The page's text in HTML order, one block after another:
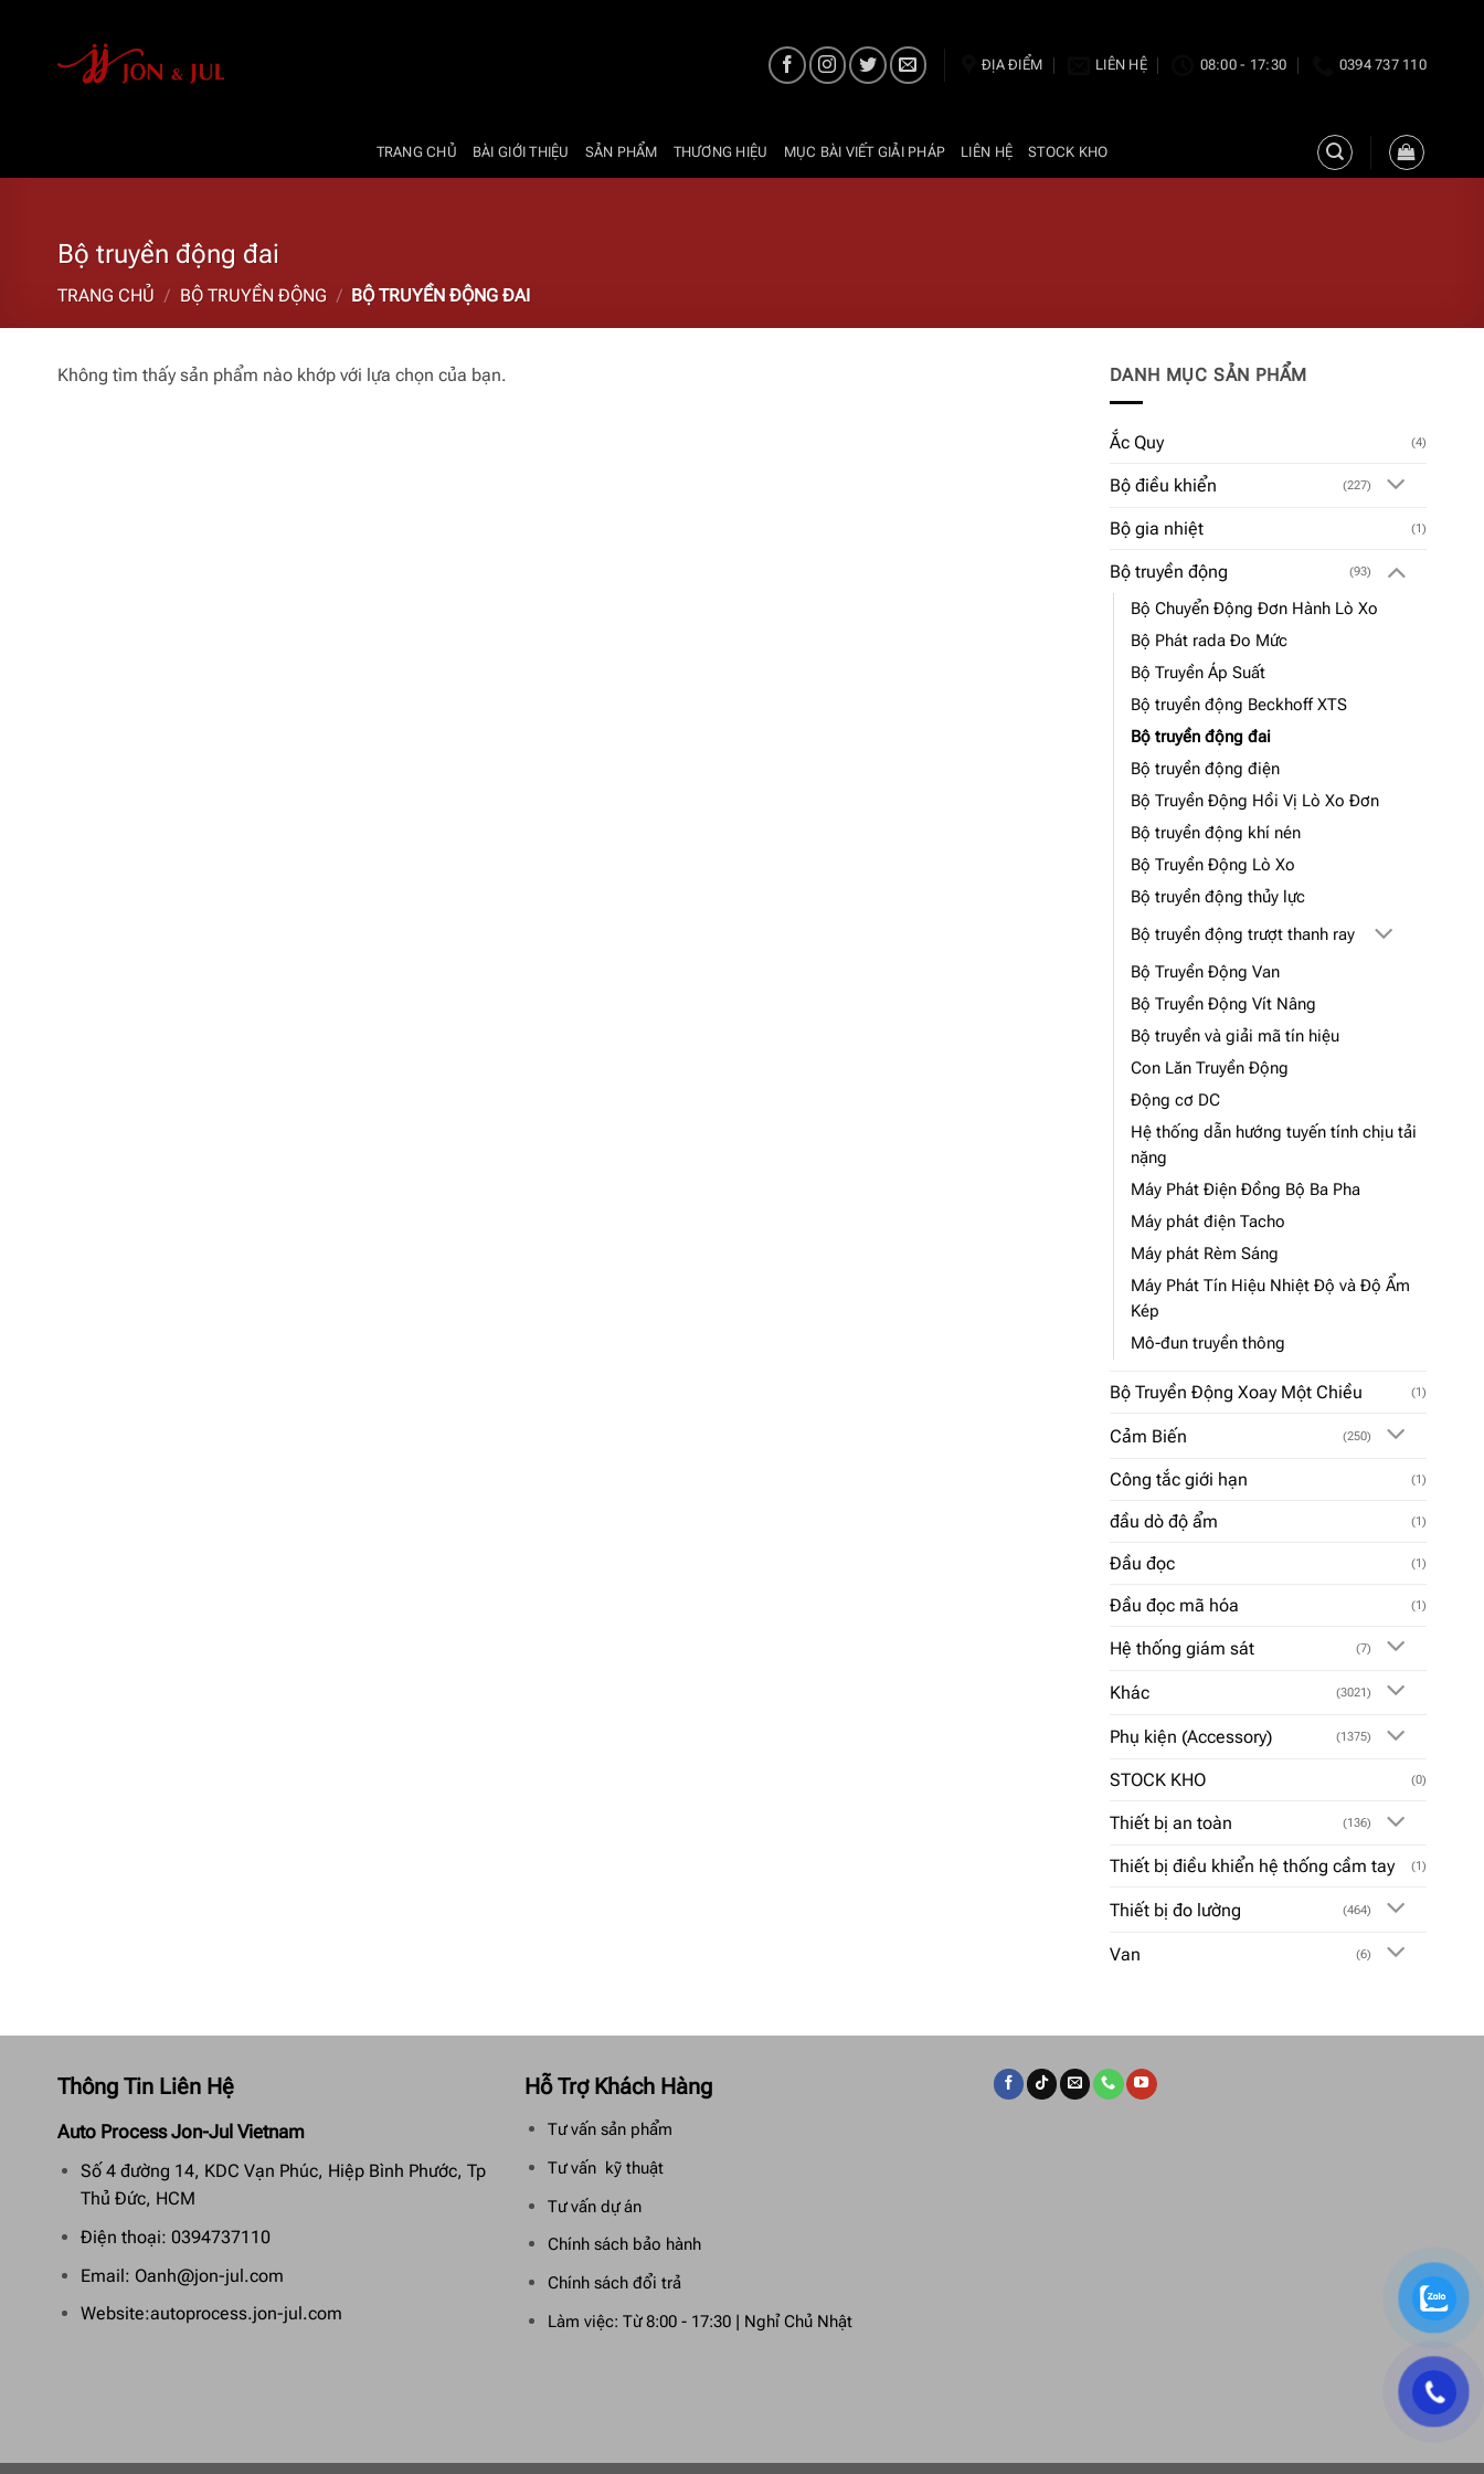
ĐỊA ĐIỂM LIÊN HỆ 08:00 - 17:30 0394 737 110
TRANG CHỦ BÀI GIỚI THIỆU SẢN PHẨM THƯƠNG HIỆU MỤC BÀI VIẾT GIẢI PHÁP LIÊN HỆ STOCK KHO
Bộ truyền động đai
TRANG CHỦ / BỘ TRUYỀN ĐỘNG / BỘ TRUYỀN ĐỘNG ĐAI
Không tìm thấy sản phẩm nào khớp với lựa chọn của bạn. DANH MỤC SẢN PHẨM
Ắc Quy (4)
Bộ điều khiển (227)
Bộ gia nhiệt (1)
Bộ truyền động (93)
Bộ Chuyển Động Đơn Hành Lò Xo
Bộ Phát rada Đo Mức
Bộ Truyền Áp Suất
Bộ truyền động Beckhoff XTS
Bộ truyền động đai
Bộ truyền động điện
Bộ Truyền Động Hồi Vị Lò Xo Đơn
Bộ truyền động khí nén
Bộ Truyền Động Lò Xo
Bộ truyền động thủy lực
Bộ truyền động trượt thanh ray
Bộ Truyền Động Van
Bộ Truyền Động Vít Nâng
Bộ truyền và giải mã tín hiệu
Con Lăn Truyền Động
Động cơ DC
Hệ thống dẫn hướng tuyến tính chịu tải
nặng
Máy Phát Điện Đồng Bộ Ba Pha
Máy phát điện Tacho
Máy phát Rèm Sáng
Máy Phát Tín Hiệu Nhiệt Độ và Độ Ẩm
Kép
Mô-đun truyền thông
Bộ Truyền Động Xoay Một Chiều (1)
Cảm Biến (250)
Công tắc giới hạn (1)
đầu dò độ ẩm (1)
Đầu đọc (1)
Đầu đọc mã hóa (1)
Hệ thống giám sát (7)
Khác (3021)
Phụ kiện (Accessory) (1375)
STOCK KHO (0)
Thiết bị an toàn (136)
Thiết bị điều khiển hệ thống cầm tay (1)
Thiết bị đo lường (464)
Van (6)
Thông Tin Liên Hệ
Auto Process Jon-Jul Vietnam
Số 4 đường 14, KDC Vạn Phúc, Hiệp Bình Phước, Tp
Thủ Đức, HCM
Điện thoại: 0394737110
Email: Oanh@jon-jul.com
Website:autoprocess.jon-jul.com
Hỗ Trợ Khách Hàng
Tư vấn sản phẩm
Tư vấn kỹ thuật
Tư vấn dự án
Chính sách bảo hành
Chính sách đổi trả
Làm việc: Từ 8:00 - 17:30 | Nghỉ Chủ Nhật